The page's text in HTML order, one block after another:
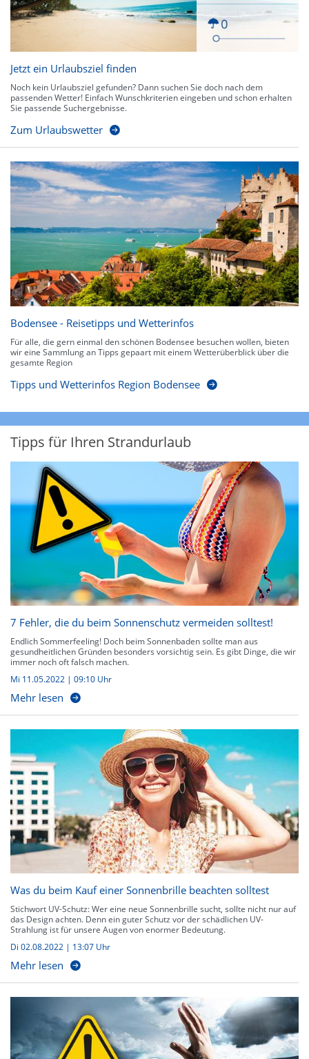
Jetzt ein Urlaubsziel finden
Noch kein Urlaubsziel gefunden? Dann suchen Sie doch nach dem
passenden Wetter! Einfach Wunschkriterien eingeben und schon erhalten
Sie passende Suchergebnisse.
Zum Urlaubswetter
Bodensee - Reisetipps und Wetterinfos
Für alle, die gern einmal den schönen Bodensee besuchen wollen, bieten
wir eine Sammlung an Tipps gepaart mit einem Wetterüberblick über die
gesamte Region
Tipps und Wetterinfos Region Bodensee
Tipps für Ihren Strandurlaub
7 Fehler, die du beim Sonnenschutz vermeiden solltest!
Endlich Sommerfeeling! Doch beim Sonnenbaden sollte man aus
gesundheitlichen Gründen besonders vorsichtig sein. Es gibt Dinge, die wir
immer noch oft falsch machen.
Mi 11.05.2022 | 09:10 Uhr
Mehr lesen
Was du beim Kauf einer Sonnenbrille beachten solltest
Stichwort UV-Schutz: Wer eine neue Sonnenbrille sucht, sollte nicht nur auf
das Design achten. Denn ein guter Schutz vor der schädlichen UV-
Strahlung ist für unsere Augen von enormer Bedeutung.
Di 02.08.2022 | 13:07 Uhr
Mehr lesen